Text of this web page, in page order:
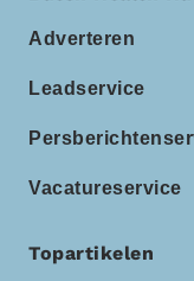
Adverteren
Leadservice
Vacatureservice
Topartikelen